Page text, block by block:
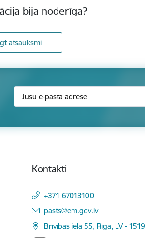
bija noderīga?
atsauksmi
Kontakti
+371 67013100
E-pasts:
pasts@em.gov.lv
Brīvības iela 55, Rīga, LV - 1519